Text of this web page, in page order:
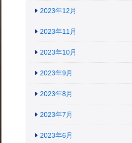
2023年12月
2023年11月
2023年10月
2023年9月
2023年8月
2023年7月
2023年6月